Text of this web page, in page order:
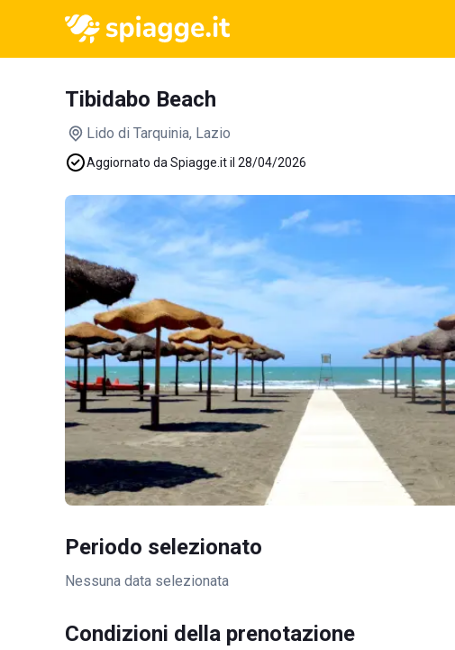
Tibidabo Beach
Lido di Tarquinia, Lazio
Aggiornato da Spiagge.it il 28/04/2026
Periodo selezionato
Nessuna data selezionata
Condizioni della prenotazione